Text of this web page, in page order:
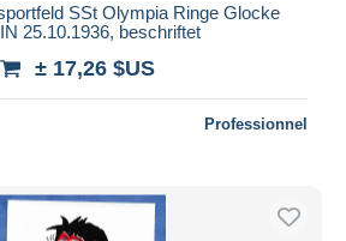
SSt Olympia Ringe Glocke
25.10.1936, beschriftet
± 17,26 $US
Professionnel